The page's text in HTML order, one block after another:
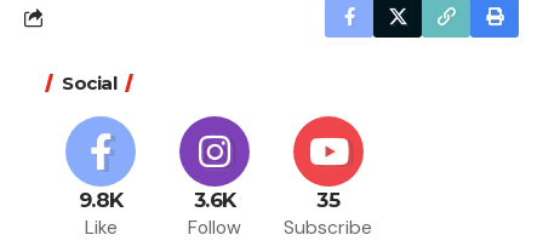
Social
9.8K
Like
3.6K
Follow
35
Subscribe